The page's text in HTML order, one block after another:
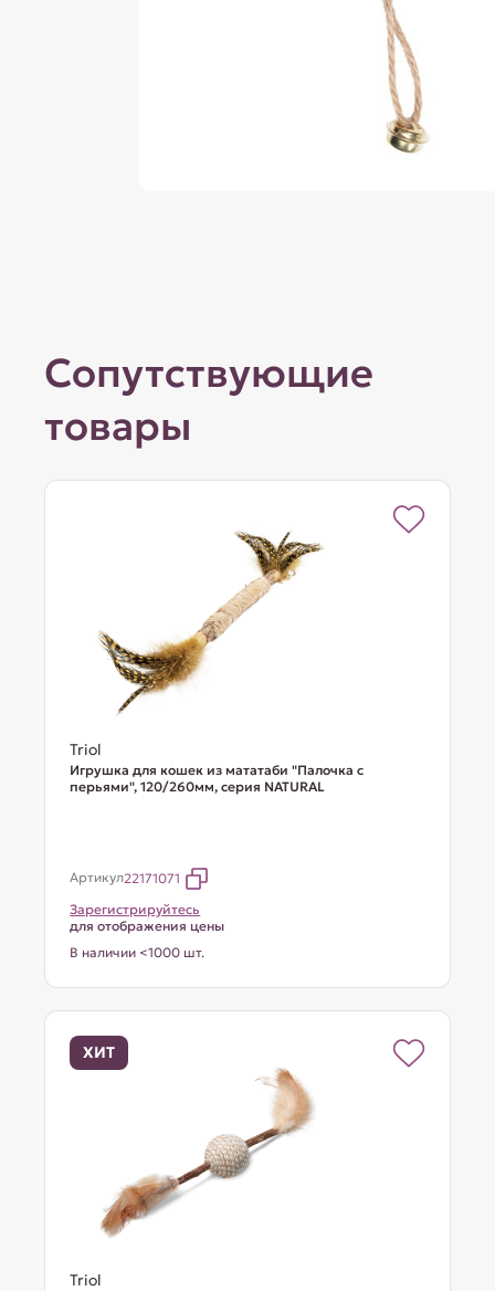
Сопутствующие
товары
Triol
Игрушка для кошек из мататаби "Палочка с
перьями", 120/260мм, серия NATURAL
Артикул22171071
Зарегистрируйтесь
для отображения цены
В наличии <1000 шт.
ХИТ
Triol